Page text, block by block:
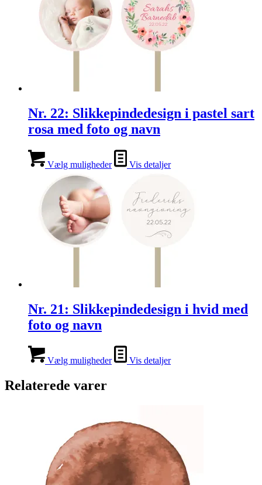
Nr. 22: Slikkepindedesign i pastel sart
rosa med foto og navn
Vælg muligheder Vis detaljer
Nr. 21: Slikkepindedesign i hvid med
foto og navn
Vælg muligheder Vis detaljer
Relaterede varer